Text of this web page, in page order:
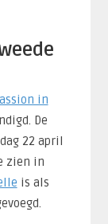
in
De
22 april
zien in
is als